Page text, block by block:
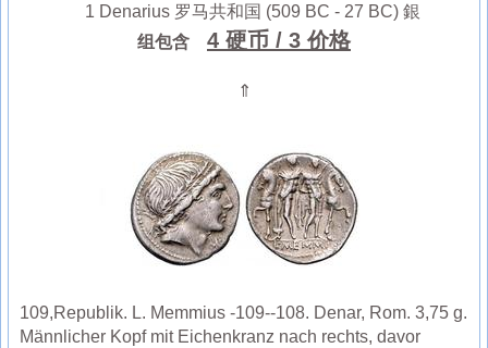
1 Denarius 罗马共和国 (509 BC - 27 BC) 銀
组包含
4 硬币 / 3 价格
⇑
109,Republik. L. Memmius -109--108. Denar, Rom. 3,75 g.
Männlicher Kopf mit Eichenkranz nach rechts, davor